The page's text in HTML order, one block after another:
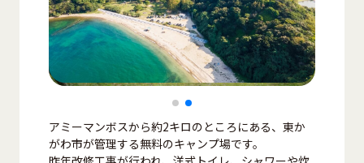
アミーマンボスから約2キロのところにある、東か
がわ市が管理する無料のキャンプ場です。